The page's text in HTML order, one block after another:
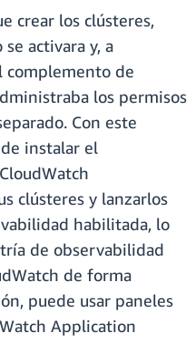
crear los clústeres,
activara y, a
complemento de
los permisos
Con este
instalar el
clústeres y lanzarlos
habilitada, lo
de observabilidad
de forma
puede usar paneles
Application